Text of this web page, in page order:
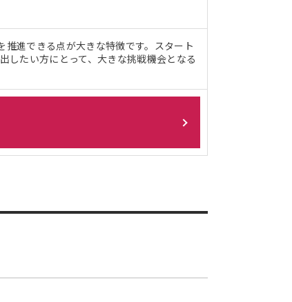
進できる点が大きな特徴です。スタート
したい方にとって、大きな挑戦機会となる